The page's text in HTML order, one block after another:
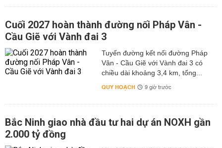
Cuối 2027 hoàn thành đường nối Pháp Vân -
Cầu Giẽ với Vành đai 3
Tuyến đường kết nối đường Pháp
Vân - Cầu Giẽ với Vành đai 3 có
chiều dài khoảng 3,4 km, tổng...
QUY HOẠCH 9 giờ trước
Bắc Ninh giao nhà đầu tư hai dự án NOXH gần
2.000 tỷ đồng